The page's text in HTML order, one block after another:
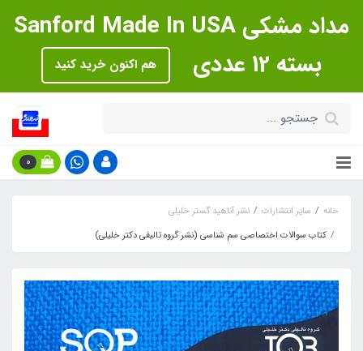
مداد مشکی Sanford Made In USA
بسته 12 عددی
هم اکنون خرید کنید
0
خانه سایر انتشارات
نشر آناهید گستر خلیلی
کتاب سوالات اختصاصی سم شناسی (نشر گروه تالیفی دکتر خلیلی)